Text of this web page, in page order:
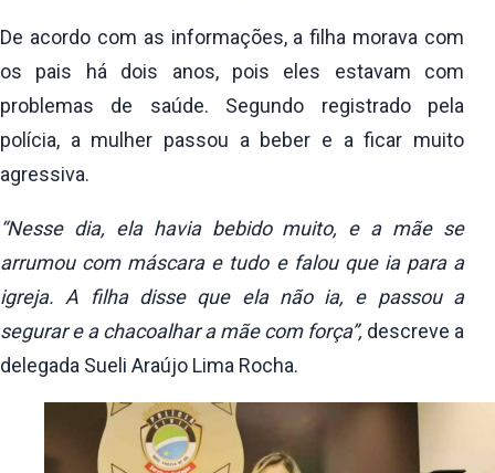
De acordo com as informações, a filha morava com
os pais há dois anos, pois eles estavam com
problemas de saúde. Segundo registrado pela
polícia, a mulher passou a beber e a ficar muito
agressiva.
“Nesse dia, ela havia bebido muito, e a mãe se
arrumou com máscara e tudo e falou que ia para a
igreja. A filha disse que ela não ia, e passou a
segurar e a chacoalhar a mãe com força”, descreve a
delegada Sueli Araújo Lima Rocha.